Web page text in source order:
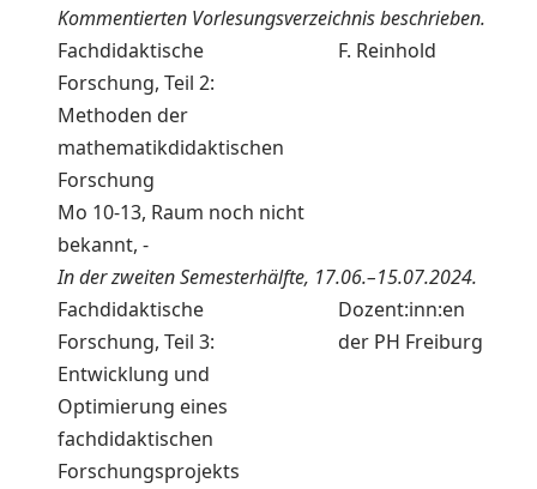
Kommentierten Vorlesungsverzeichnis beschrieben.
Fachdidaktische
Forschung, Teil 2:
Methoden der
mathematikdidaktischen
Forschung
F. Reinhold
Mo 10-13, Raum noch nicht
bekannt, -
In der zweiten Semesterhälfte, 17.06.–15.07.2024.
Fachdidaktische
Forschung, Teil 3:
Entwicklung und
Optimierung eines
fachdidaktischen
Forschungsprojekts
Dozent:inn:en
der PH Freiburg